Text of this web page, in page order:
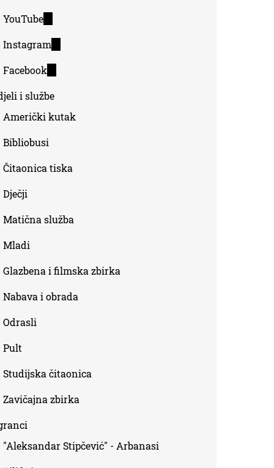
YouTube(link
external)
Instagram(link
external)
Facebook
external)
i službe
Američki kutak
Bibliobusi
Čitaonica tiska
Dječji
Matična služba
Mladi
Glazbena i filmska zbirka
Nabava i obrada
Odrasli
Pult
Studijska čitaonica
Zavičajna zbirka
"Aleksandar Stipčević" - Arbanasi